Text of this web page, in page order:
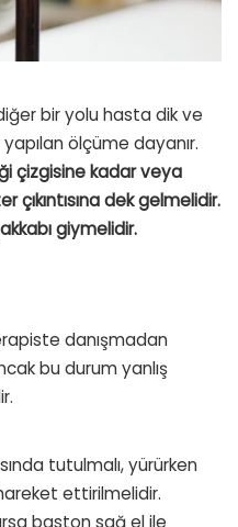
bir yolu hasta dik ve
ölçüme dayanır.
çizgisine kadar veya
dek gelmelidir.
giymelidir.
danışmadan
bu durum yanlış
tutulmalı, yürürken
ettirilmelidir.
baston sağ el ile